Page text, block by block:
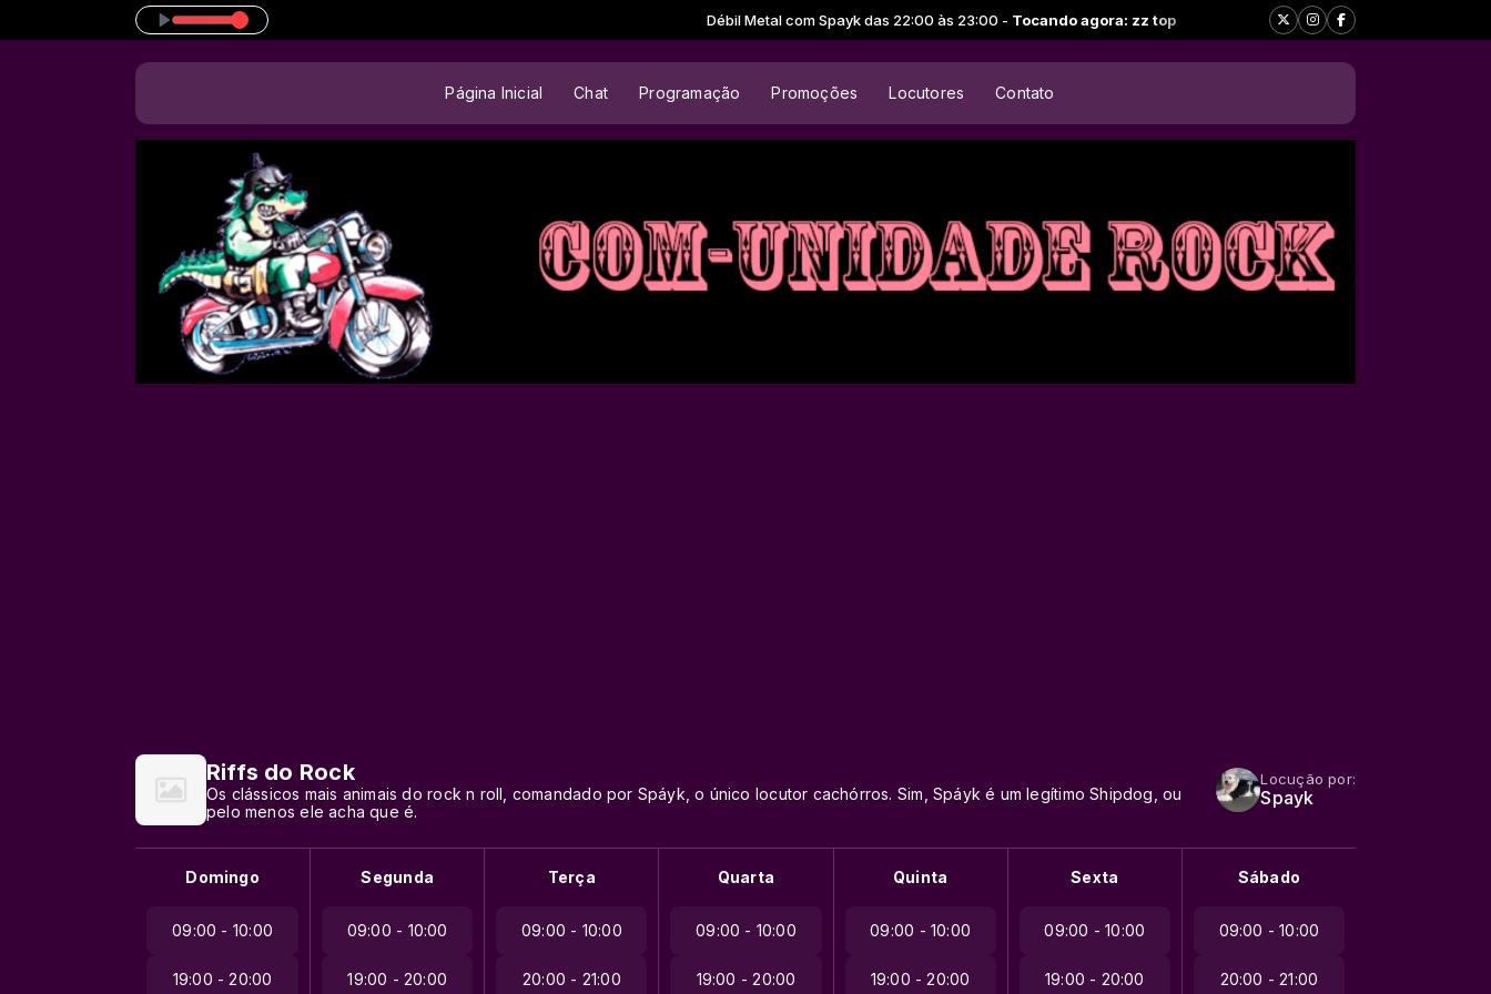
Tocando agora: zz top Débil Metal com Spayk das 22:00 às 23:00 -Tocando agora: zz top
Página Inicial Chat Programação Promoções Locutores Contato
Riffs do Rock
Os clássicos mais animais do rock n roll, comandado por Spáyk, o único locutor cachórros. Sim, Spáyk é um legítimo Shipdog, ou
pelo menos ele acha que é.
Locução por:
Spayk
Domingo
09:00 - 10:00
19:00 - 20:00
Segunda
09:00 - 10:00
19:00 - 20:00
Terça
09:00 - 10:00
20:00 - 21:00
Quarta
09:00 - 10:00
19:00 - 20:00
Quinta
09:00 - 10:00
19:00 - 20:00
Sexta
09:00 - 10:00
19:00 - 20:00
Sábado
09:00 - 10:00
20:00 - 21:00